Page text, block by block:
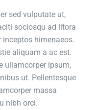
sed vulputate ut,
sociosqu ad litora
inceptos himenaeos.
aliquam a ac est.
ullamcorper ipsum,
ut. Pellentesque
massa
nibh orci.